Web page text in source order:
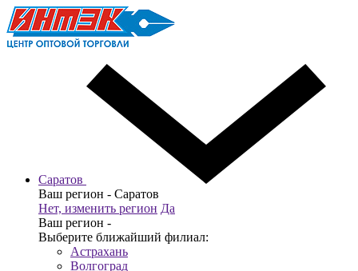
Саратов
Ваш регион - Саратов
Нет, изменить регион Да
Ваш регион -
Выберите ближайший филиал:
Астрахань
Волгоград